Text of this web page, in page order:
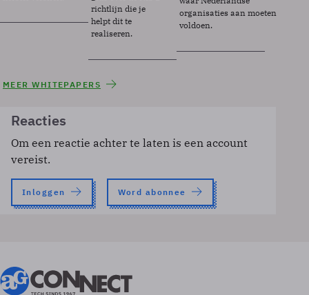
richtlijn die je
helpt dit te
realiseren.
organisaties aan moeten
voldoen.
MEER WHITEPAPERS
Reacties
Om een reactie achter te laten is een account
vereist.
Inloggen Word abonnee